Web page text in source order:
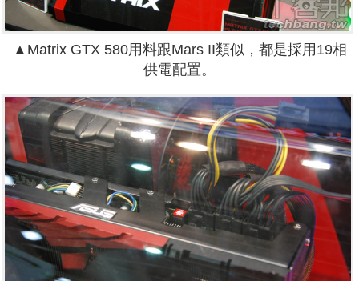
▲Matrix GTX 580用料跟Mars II類似，都是採用19相
供電配置。